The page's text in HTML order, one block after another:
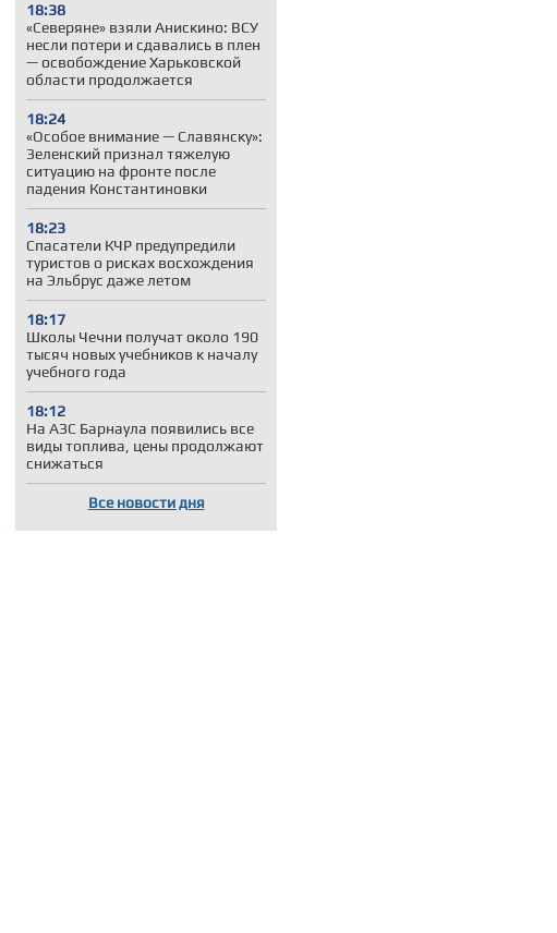
18:38
«Северяне» взяли Анискино: ВСУ
несли потери и сдавались в плен
— освобождение Харьковской
области продолжается
18:24
«Особое внимание — Славянску»:
Зеленский признал тяжелую
ситуацию на фронте после
падения Константиновки
18:23
Спасатели КЧР предупредили
туристов о рисках восхождения
на Эльбрус даже летом
18:17
Школы Чечни получат около 190
тысяч новых учебников к началу
учебного года
18:12
На АЗС Барнаула появились все
виды топлива, цены продолжают
снижаться
Все новости дня